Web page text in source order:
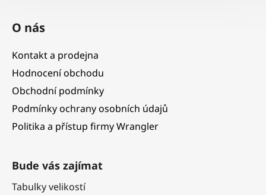
O nás
Kontakt a prodejna
Hodnocení obchodu
Obchodní podmínky
Podmínky ochrany osobních údajů
Politika a přístup firmy Wrangler
Bude vás zajímat
Tabulky velikostí